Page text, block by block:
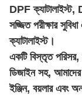
DPF ক্যাটালাইস্ট,
সজ্জিত পরীক্ষার
ক্যাটালাইস্ট।
একটি বিস্তৃত
ডিজাইন সহ,
ইঞ্জিন, বয়লার এবং